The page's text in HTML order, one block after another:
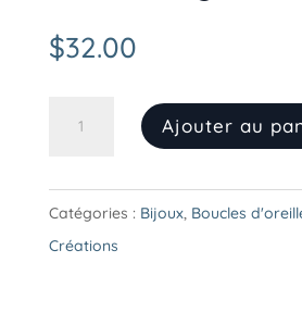
$32.00
terre
et
Ajouter au
Catégories : Bijoux, Boucles
Créations